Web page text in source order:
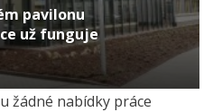
pavilonu
už funguje
žádné nabídky práce